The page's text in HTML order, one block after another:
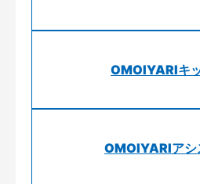
OMOIYARIキ
OMOIYARIアシ